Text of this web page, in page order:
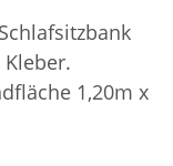
1,20m x